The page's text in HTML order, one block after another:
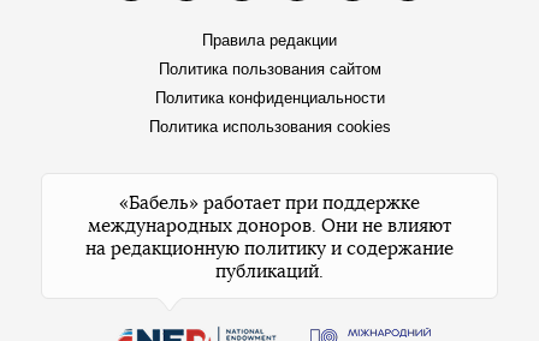
Правила редакции
Политика пользования сайтом
Политика конфиденциальности
Политика использования cookies
«Бабель» работает при поддержке
международных доноров. Они не влияют
на редакционную политику и содержание
публикаций.